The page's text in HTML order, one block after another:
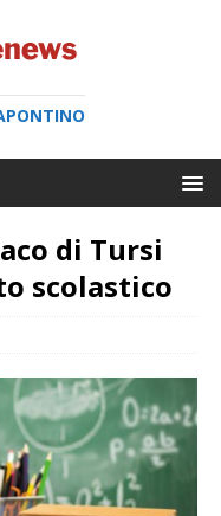
di Tursi
scolastico